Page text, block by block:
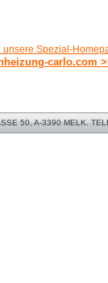
unsere Spezial-
carlo.com
50, A-3390 MELK.